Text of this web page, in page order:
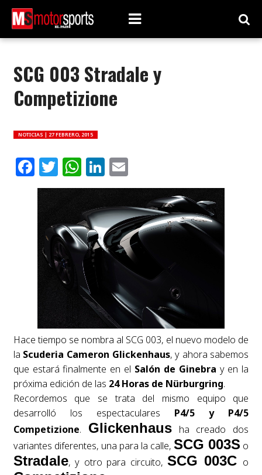
SCG 003 Stradale y
Competizione
NOTICIAS | 27 FEBRERO, 2015
Facebook
Twitter
WhatsApp
LinkedIn
Email
Hace tiempo se nombra al SCG 003, el nuevo modelo de
la Scuderia Cameron Glickenhaus, y ahora sabemos
que estará finalmente en el Salón de Ginebra y en la
próxima edición de las 24 Horas de Nürburgring.
Recordemos que se trata del mismo equipo que
desarrolló los espectaculares P4/5 y P4/5
Competizione. Glickenhausha creado dos
variantes diferentes, una para la calle,SCG 003S o
Stradale, y otro para circuito,SCG 003C o